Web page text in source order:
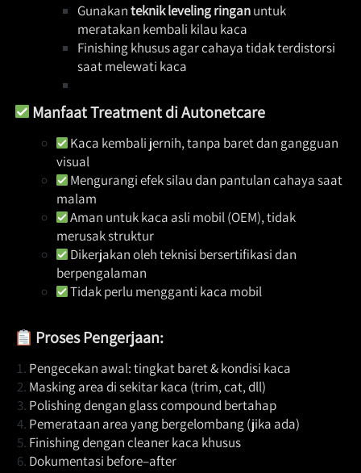
Gunakan teknik leveling ringan untuk
meratakan kembali kilau kaca
Finishing khusus agar cahaya tidak terdistorsi
saat melewati kaca
Manfaat Treatment di Autonetcare
Kaca kembali jernih, tanpa baret dan gangguan
visual
Mengurangi efek silau dan pantulan cahaya saat
malam
Aman untuk kaca asli mobil (OEM), tidak
merusak struktur
Dikerjakan oleh teknisi bersertifikasi dan
berpengalaman
Tidak perlu mengganti kaca mobil
Proses Pengerjaan:
Pengecekan awal: tingkat baret & kondisi kaca
Masking area di sekitar kaca (trim, cat, dll)
Polishing dengan glass compound bertahap
Pemerataan area yang bergelombang (jika ada)
Finishing dengan cleaner kaca khusus
Dokumentasi before–after